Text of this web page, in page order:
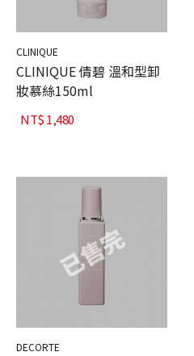
CLINIQUE
CLINIQUE 倩碧 溫和型卸
妝慕絲150ml
NT$1,480
DECORTE